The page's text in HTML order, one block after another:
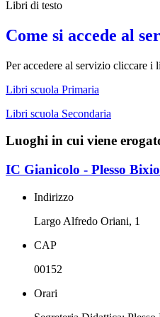
Libri di testo
Come si accede al
Per accedere al servizio cliccare i
Libri scuola Primaria
Libri scuola Secondaria
Luoghi in cui viene
IC Gianicolo - Plesso Bixio
Indirizzo
Largo Alfredo Oriani, 1
CAP
00152
Orari